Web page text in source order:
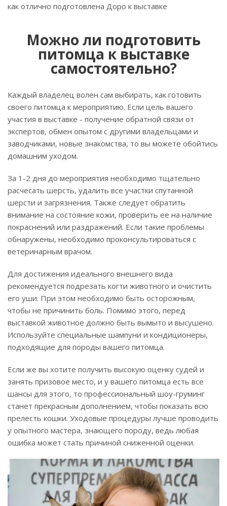
как отлично подготовлена Доро к выставке
Можно ли подготовить
питомца к выставке
самостоятельно?
Каждый владелец волен сам выбирать, как готовить
своего питомца к мероприятию. Если цель вашего
участия в выставке - получение обратной связи от
экспертов, обмен опытом с другими владельцами и
заводчиками, новые знакомства, то вы можете обойтись
домашним уходом.
За 1-2 дня до мероприятия необходимо тщательно
расчесать шерсть, удалить все участки спутанной
шерсти и загрязнения. Также следует обратить
внимание на состояние кожи, проверить ее на наличие
покраснений или раздражений. Если такие проблемы
обнаружены, необходимо проконсультироваться с
ветеринарным врачом.
Для достижения идеального внешнего вида
рекомендуется подрезать когти животного и очистить
его уши. При этом необходимо быть осторожным,
чтобы не причинить боль. Помимо этого, перед
выставкой животное должно быть вымыто и высушено.
Используйте специальные шампуни и кондиционеры,
подходящие для породы вашего питомца.
Если же вы хотите получить высокую оценку судей и
занять призовое место, и у вашего питомца есть все
шансы для этого, то профессиональный шоу-груминг
станет прекрасным дополнением, чтобы показать всю
прелесть кошки. Уходовые процедуры лучше проводить
у опытного мастера, знающего породу, ведь любая
ошибка может стать причиной сниженной оценки.